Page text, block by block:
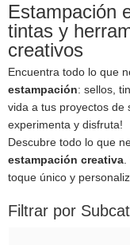
Estampación
tintas y
creativos
Encuentra todo lo que
estampación: sellos,
vida a tus proyectos de
experimenta y disfruta!
Descubre todo lo que
estampación creativa.
toque único y
Filtrar por